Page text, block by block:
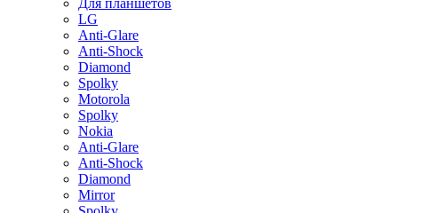
Для планшетов
LG
Anti-Glare
Anti-Shock
Diamond
Spolky
Motorola
Spolky
Nokia
Anti-Glare
Anti-Shock
Diamond
Mirror